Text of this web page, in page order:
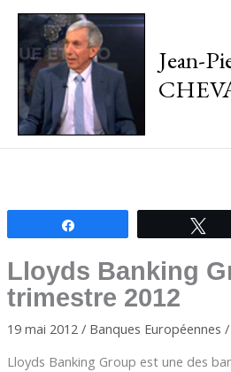
Jean-
Lloyds Banking
trimestre 2012
19 mai 2012 / Banques Européennes /
Lloyds Banking Group est une des